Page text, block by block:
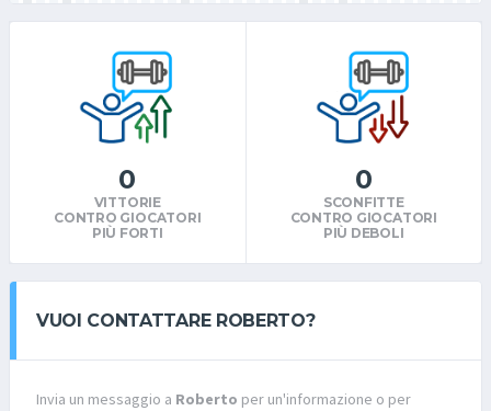
0
VITTORIE
CONTRO GIOCATORI
PIÙ FORTI
0
SCONFITTE
CONTRO GIOCATORI
PIÙ DEBOLI
VUOI CONTATTARE ROBERTO?
Invia un messaggio a Roberto per un'informazione o per